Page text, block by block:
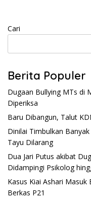
Cari
Berita Populer
Dugaan Bullying MTs di
Diperiksa
Baru Dibangun, Talut
Dinilai Timbulkan
Tayu Dilarang
Dua Jari Putus akibat
Didampingi Psikolog
Kasus Kiai Ashari
Berkas P21